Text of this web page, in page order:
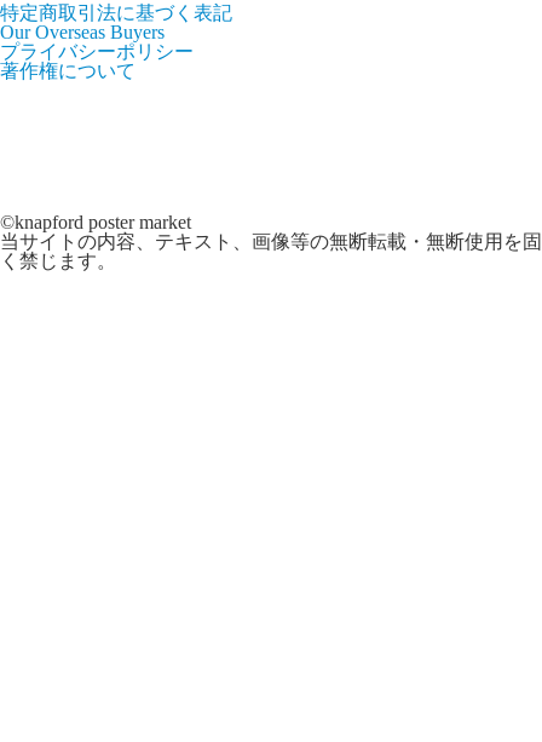
特定商取引法に基づく表記
Our Overseas Buyers
プライバシーポリシー
著作権について
©knapford poster market
当サイトの内容、テキスト、画像等の無断転載・無断使用を固
く禁じます。